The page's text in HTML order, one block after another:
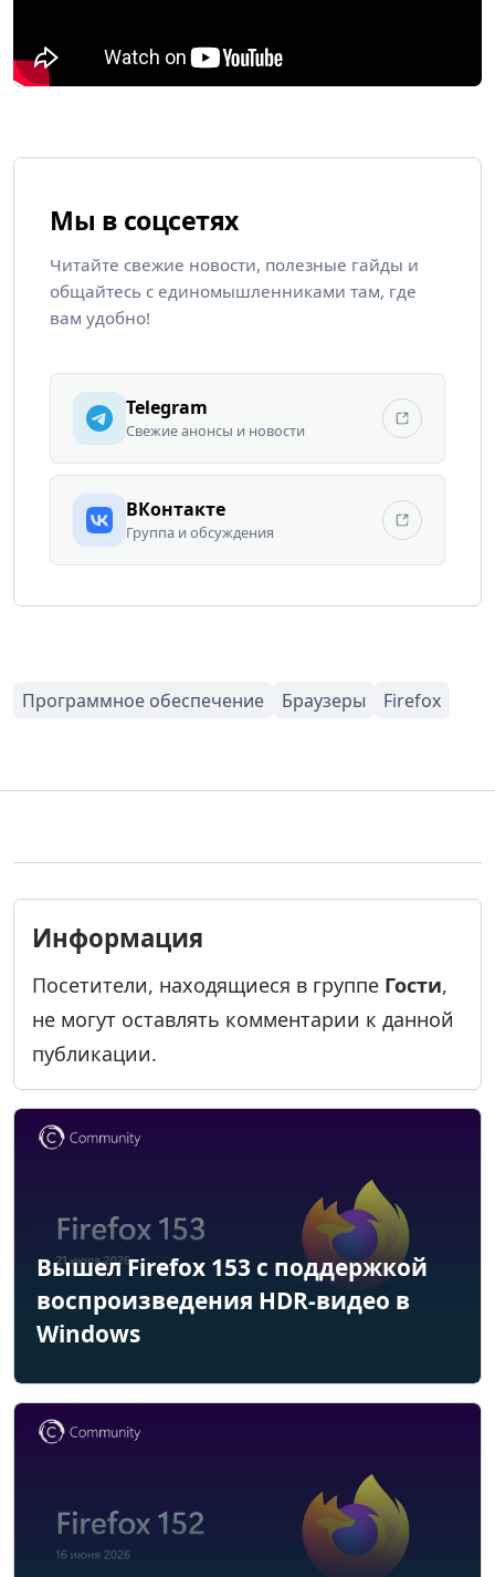
Мы в соцсетях
Читайте свежие новости, полезные гайды и
общайтесь с единомышленниками там, где
вам удобно!
Telegram
Свежие анонсы и новости
ВКонтакте
Группа и обсуждения
Информация
Посетители, находящиеся в группе Гости,
не могут оставлять комментарии к данной
публикации.
Вышел Firefox 153 с поддержкой
воспроизведения HDR-видео в
Windows